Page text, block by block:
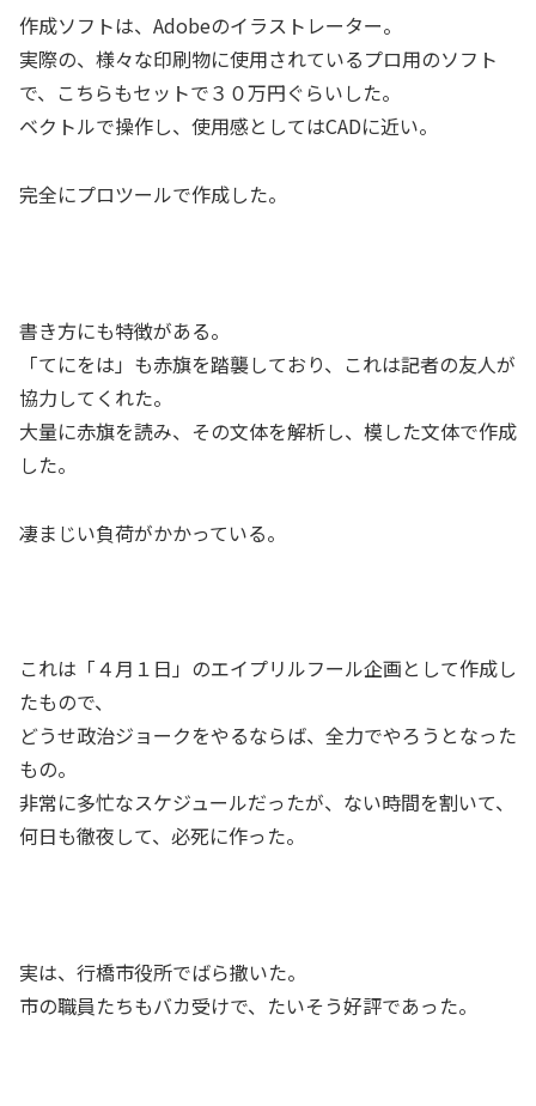
作成ソフトは、Adobeのイラストレーター。
実際の、様々な印刷物に使用されているプロ用のソフト
で、こちらもセットで３０万円ぐらいした。
ベクトルで操作し、使用感としてはCADに近い。
完全にプロツールで作成した。
書き方にも特徴がある。
「てにをは」も赤旗を踏襲しており、これは記者の友人が
協力してくれた。
大量に赤旗を読み、その文体を解析し、模した文体で作成
した。
凄まじい負荷がかかっている。
これは「４月１日」のエイプリルフール企画として作成し
たもので、
どうせ政治ジョークをやるならば、全力でやろうとなった
もの。
非常に多忙なスケジュールだったが、ない時間を割いて、
何日も徹夜して、必死に作った。
実は、行橋市役所でばら撒いた。
市の職員たちもバカ受けで、たいそう好評であった。